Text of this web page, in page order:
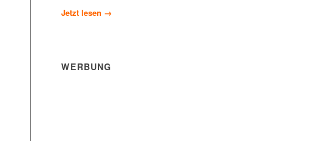
Jetzt lesen →
WERBUNG